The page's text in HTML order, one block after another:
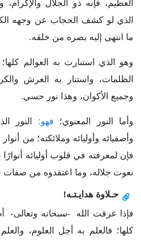
العظيم، فإنه ذو الجلال والإكرام،
الذي لو كشف الحجاب عن وجهه
ما انتهى إليه بصره من خلقه.
وهو الذي استنارت به العوالم
الظلمات، واستنار به العرش
وجميع الأكوان، وهذا نور حسي.
وأما النور المعنوي؛ فهو: النور
وأصفيائه وأوليائه وملائكته؛ من
فإن لمعرفته في قلوب أوليائه
نعوت جلاله، وما اعتقدوه من صفات
حـلاوة هدايـتـه!
فإذا عرفت الله -سبحانه
كلها؛ فالعلم به أجل العلوم،